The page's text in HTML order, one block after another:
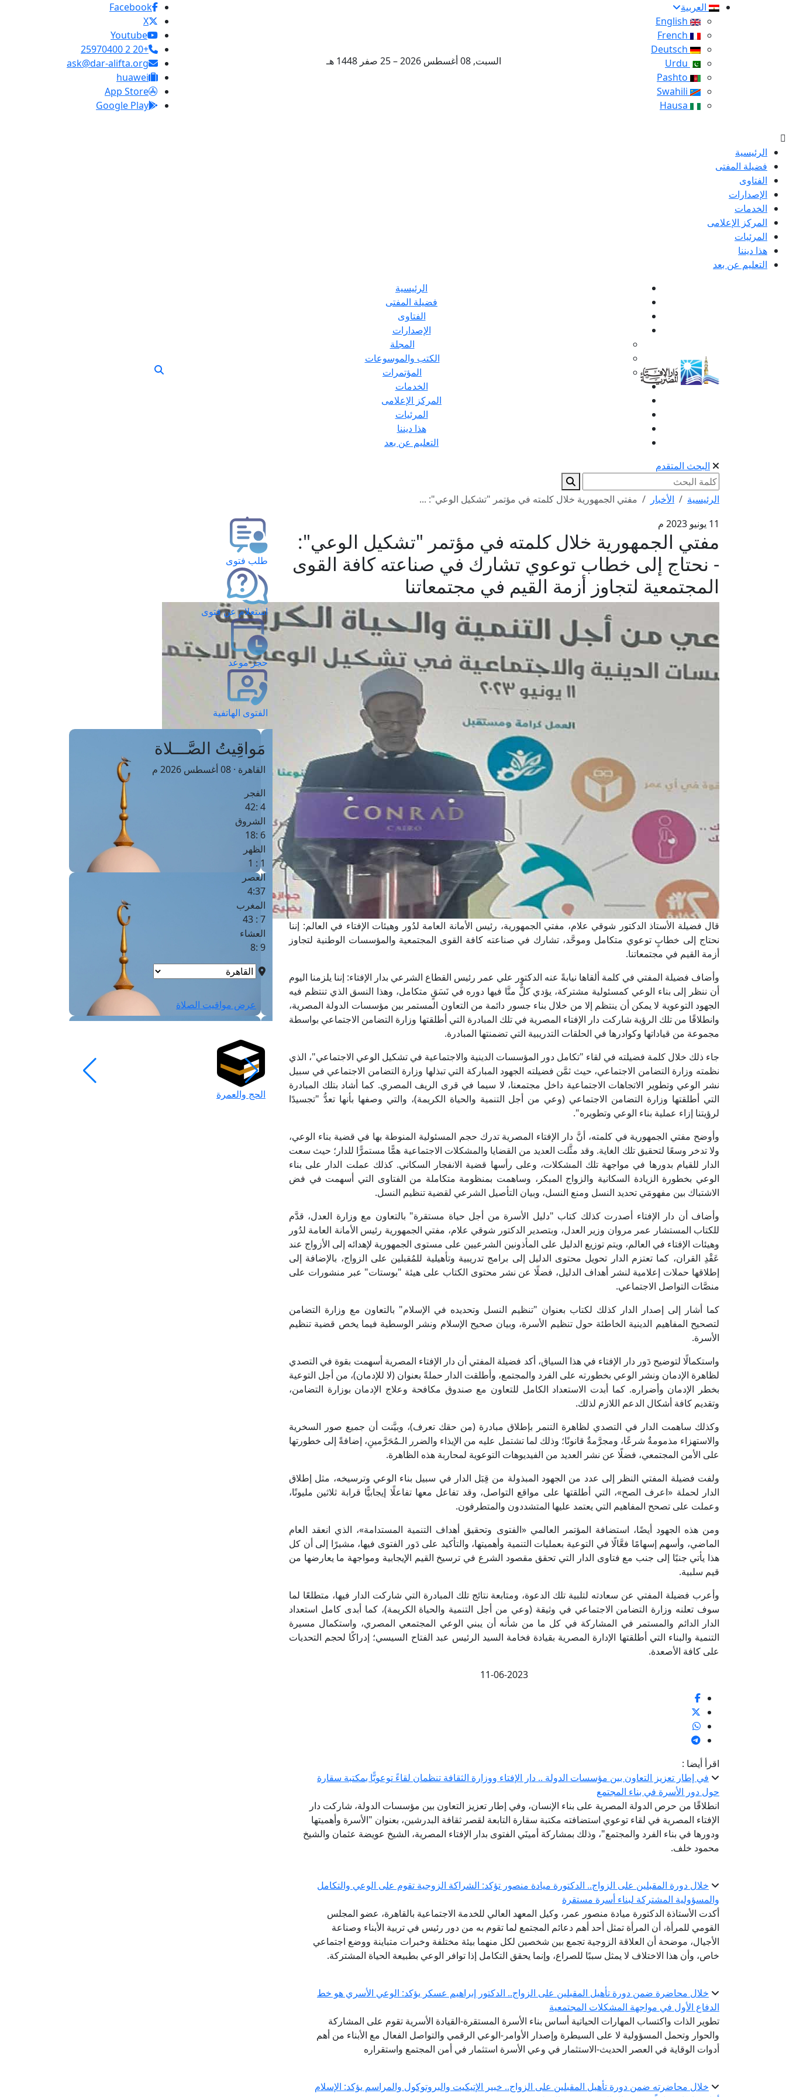
العربية
السبت, 08 أغسطس 2026 – 25 صفر 1448 هـ
Facebook
X
Youtube
+20 2 25970400
ask@dar-alifta.org
huawei
App Store
Google Play
الرئيسية
فضيلة المفتى
الفتاوى
الإصدارات
الخدمات
المركز الإعلامى
المرئيات
هذا ديننا
التعليم عن بعد
الرئيسية
فضيلة المفتى
الفتاوى
الإصدارات
المجلة
الكتب والموسوعات
المؤتمرات
الخدمات
المركز الإعلامى
المرئيات
هذا ديننا
التعليم عن بعد
البحث المتقدم
الرئيسية الأخبار
مفتي الجمهورية خلال كلمته في مؤتمر "تشكيل الوعي": ...
11 يونيو 2023 م
مفتي الجمهورية خلال كلمته في مؤتمر "تشكيل الوعي":
- نحتاج إلى خطاب توعوي تشارك في صناعته كافة القوى
المجتمعية لتجاوز أزمة القيم في مجتمعاتنا
قال فضيلة الأستاذ الدكتور شوقي علام، مفتي الجمهورية، رئيس الأمانة العامة لدُور وهيئات الإفتاء في العالم: إننا
نحتاج إلى خطابٍ توعوي متكامل وموحَّد، تشارك في صناعته كافة القوى المجتمعية والمؤسسات الوطنية لتجاوز
أزمة القيم في مجتمعاتنا.
وأضاف فضيلة المفتي في كلمة ألقاها نيابةً عنه الدكتور علي عمر رئيس القطاع الشرعي بدار الإفتاء: إننا يلزمنا اليوم
أن ننظر إلى بناء الوعي كمسئولية مشتركة، يؤدي كلٌّ منَّا فيها دوره في نَسَقٍ متكامل، وهذا النسق الذي تنتظم فيه
الجهود التوعوية لا يمكن أن ينتظم إلا من خلال بناء جسور دائمة من التعاون المستمر بين مؤسسات الدولة المصرية،
وانطلاقًا من تلك الرؤية شاركت دار الإفتاء المصرية في تلك المبادرة التي أطلقتها وزارة التضامن الاجتماعي بواسطة
مجموعة من قياداتها وكوادرها في الحلقات التدريبية التي تضمنتها المبادرة.
جاء ذلك خلال كلمة فضيلته في لقاء "تكامل دور المؤسسات الدينية والاجتماعية في تشكيل الوعي الاجتماعي"، الذي
نظمته وزارة التضامن الاجتماعي، حيث ثمَّن فضيلته الجهود المباركة التي تبذلها وزارة التضامن الاجتماعي في سبيل
نشر الوعي وتطوير الاتجاهات الاجتماعية داخل مجتمعنا، لا سيما في قرى الريف المصري. كما أشاد بتلك المبادرة
التي أطلقتها وزارة التضامن الاجتماعي (وعي من أجل التنمية والحياة الكريمة)، والتي وصفها بأنها تعدُّ "تجسيدًا
لرؤيتنا إزاء عملية بناء الوعي وتطويره".
وأوضح مفتي الجمهورية في كلمته، أنَّ دار الإفتاء المصرية تدرك حجم المسئولية المنوطة بها في قضية بناء الوعي،
ولا تدخر وسعًا لتحقيق تلك الغاية. وقد مثَّلت العديد من القضايا والمشكلات الاجتماعية همًّا مستمرًّا للدار؛ حيث سعت
الدار للقيام بدورها في مواجهة تلك المشكلات، وعلى رأسها قضية الانفجار السكاني. كذلك عملت الدار على بناء
الوعي بخطورة الزيادة السكانية والزواج المبكر، وساهمت بمنظومة متكاملة من الفتاوى التي أسهمت في فض
الاشتباك بين مفهومَي تحديد النسل ومنع النسل، وبيان التأصيل الشرعي لقضية تنظيم النسل.
وأضاف أن دار الإفتاء أصدرت كذلك كتاب "دليل الأسرة من أجل حياة مستقرة" بالتعاون مع وزارة العدل، قدَّم
للكتاب المستشار عمر مروان وزير العدل، وبتصدير الدكتور شوقي علام، مفتي الجمهورية رئيس الأمانة العامة لدُور
وهيئات الإفتاء في العالم، ويتم توزيع الدليل على المأذونين الشرعيين على مستوى الجمهورية لإهدائه إلى الأزواج عند
عَقْدِ القران، كما تعتزم الدار تحويل محتوى الدليل إلى برامج تدريبية وتأهيلية للمُقبلين على الزواج، بالإضافة إلى
إطلاقها حملات إعلامية لنشر أهداف الدليل، فضلًا عن نشر محتوى الكتاب على هيئة "بوستات" عبر منشورات على
منصَّات التواصل الاجتماعي.
كما أشار إلى إصدار الدار كذلك لكتاب بعنوان "تنظيم النسل وتحديده في الإسلام" بالتعاون مع وزارة التضامن
لتصحيح المفاهيم الدينية الخاطئة حول تنظيم الأسرة، وبيان صحيح الإسلام ونشر الوسطية فيما يخص قضية تنظيم
الأسرة.
واستكمالًا لتوضيح دَور دار الإفتاء في هذا السياق، أكد فضيلة المفتي أن دار الإفتاء المصرية أسهمت بقوة في التصدي
لظاهرة الإدمان ونشر الوعي بخطورته على الفرد والمجتمع، وأطلقت الدار حملةً بعنوان (لا للإدمان)، من أجل التوعية
بخطر الإدمان وأضراره. كما أبدت الاستعداد الكامل للتعاون مع صندوق مكافحة وعلاج الإدمان بوزارة التضامن،
وتقديم كافة أشكال الدعم اللازم لذلك.
وكذلك ساهمت الدار في التصدي لظاهرة التنمر بإطلاق مبادرة (من حقك تعرف)، وبيَّنت أن جميع صور السخرية
والاستهزاء مذمومةٌ شرعًا، ومجرَّمةٌ قانونًا؛ وذلك لما تشتمل عليه من الإيذاء والضرر الـمُحَرَّمينِ، إضافةً إلى خطورتها
على الأمن المجتمعي، فضلًا عن نشر العديد من الفيديوهات التوعوية لمحاربة هذه الظاهرة.
ولفت فضيلة المفتي النظر إلى عدد من الجهود المبذولة من قِبَل الدار في سبيل بناء الوعي وترسيخه، مثل إطلاق
الدار لحملة «اعرف الصح»، التي أطلقتها على مواقع التواصل، وقد تفاعل معها تفاعلًا إيجابيًّا قرابة ثلاثين مليونًا،
وعملت على تصحح المفاهيم التي يعتمد عليها المتشددون والمتطرفون.
ومن هذه الجهود أيضًا، استضافة المؤتمر العالمي «الفتوى وتحقيق أهداف التنمية المستدامة»، الذي انعقد العام
الماضي، وأسهم إسهامًا فعَّالًا في التوعية بعمليات التنمية وأهميتها، والتأكيد على دَور الفتوى فيها، مشيرًا إلى أن كل
هذا يأتي جنبًا إلى جنب مع فتاوى الدار التي تحقق مقصود الشرع في ترسيخ القيم الإيجابية ومواجهة ما يعارضها من
قيم سلبية.
وأعرب فضيلة المفتي عن سعادته لتلبية تلك الدعوة، ومتابعة نتائج تلك المبادرة التي شاركت الدار فيها، متطلعًا لما
سوف تعلنه وزارة التضامن الاجتماعي في وثيقة (وعي من أجل التنمية والحياة الكريمة)، كما أبدى كامل استعداد
الدار الدائم والمستمر في المشاركة في كل ما من شأنه أن يبني الوعي المجتمعي المصري، واستكمال مسيرة
التنمية والبناء التي أطلقتها الإدارة المصرية بقيادة فخامة السيد الرئيس عبد الفتاح السيسي؛ إدراكًا لحجم التحديات
على كافة الأصعدة.
11-06-2023
اقرأ أيضا :
في إطار تعزيز التعاون بين مؤسسات الدولة .. دار الإفتاء ووزارة الثقافة تنظمان لقاءً توعويًّا بمكتبة سقارة
حول دور الأسرة في بناء المجتمع
انطلاقًا من حرص الدولة المصرية على بناء الإنسان، وفي إطار تعزيز التعاون بين مؤسسات الدولة، شاركت دار
الإفتاء المصرية في لقاء توعوي استضافته مكتبة سقارة التابعة لقصر ثقافة البدرشين، بعنوان "الأسرة وأهميتها
ودورها في بناء الفرد والمجتمع"، وذلك بمشاركة أمينَي الفتوى بدار الإفتاء المصرية، الشيخ عويضة عثمان والشيخ
محمود خلف.
خلال دورة المقبلين على الزواج.. الدكتورة ميادة منصور تؤكد: الشراكة الزوجية تقوم على الوعي والتكامل
والمسؤولية المشتركة لبناء أسرة مستقرة
أكدت الأستاذة الدكتورة ميادة منصور عمر، وكيل المعهد العالي للخدمة الاجتماعية بالقاهرة، عضو المجلس
القومي للمرأة، أن المرأة تمثل أحد أهم دعائم المجتمع لما تقوم به من دور رئيس في تربية الأبناء وصناعة
الأجيال، موضحة أن العلاقة الزوجية تجمع بين شخصين لكل منهما بيئة مختلفة وخبرات متباينة ووضع اجتماعي
خاص، وأن هذا الاختلاف لا يمثل سببًا للصراع، وإنما يحقق التكامل إذا توافر الوعي بطبيعة الحياة المشتركة.
خلال محاضرة ضمن دورة تأهيل المقبلين على الزواج.. الدكتور إبراهيم عسكر يؤكد: الوعي الأسري هو خط
الدفاع الأول في مواجهة المشكلات المجتمعية
تطوير الذات واكتساب المهارات الحياتية أساس بناء الأسرة المستقرة-القيادة الأسرية تقوم على المشاركة
والحوار وتحمل المسؤولية لا على السيطرة وإصدار الأوامر-الوعي الرقمي والتواصل الفعال مع الأبناء من أهم
أدوات الوقاية في العصر الحديث-الاستثمار في وعي الأسرة استثمار في أمن المجتمع واستقراره
خلال محاضرته ضمن دورة تأهيل المقبلين على الزواج.. خبير الإتيكيت والبروتوكول والمراسم يؤكد: الإسلام
طلب فتوى
استعلام عن فتوى
حجز موعد
الفتوى الهاتفية
مَواقِيتُ الصَّـــلاة
القاهرة · 08 أغسطس 2026 م
الفجر
4 :42
الشروق
6 :18
الظهر
1 : 1
العصر
4:37
المغرب
7 : 43
العشاء
9 :8
عرض مواقيت الصلاة
الحج والعمرة